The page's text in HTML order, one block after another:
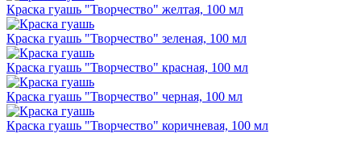
Краска гуашь "Творчество" желтая, 100 мл
Краска гуашь "Творчество" зеленая, 100 мл
Краска гуашь "Творчество" красная, 100 мл
Краска гуашь "Творчество" черная, 100 мл
Краска гуашь "Творчество" коричневая, 100 мл